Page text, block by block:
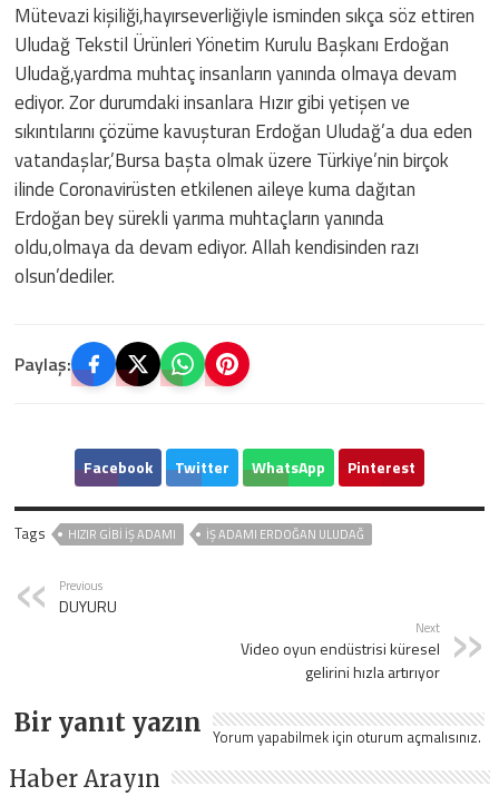
Mütevazi kişiliği,hayırseverliğiyle isminden sıkça söz ettiren
Uludağ Tekstil Ürünleri Yönetim Kurulu Başkanı Erdoğan
Uludağ,yardma muhtaç insanların yanında olmaya devam
ediyor. Zor durumdaki insanlara Hızır gibi yetişen ve
sıkıntılarını çözüme kavuşturan Erdoğan Uludağ’a dua eden
vatandaşlar,’Bursa başta olmak üzere Türkiye’nin birçok
ilinde Coronavirüsten etkilenen aileye kuma dağıtan
Erdoğan bey sürekli yarıma muhtaçların yanında
oldu,olmaya da devam ediyor. Allah kendisinden razı
olsun’dediler.
Paylaş:
Facebook Twitter WhatsApp Pinterest
Tags HIZIR GİBİ İŞ ADAMI IŞ ADAMI ERDOĞAN ULUDAĞ
Previous
DUYURU
Next
Video oyun endüstrisi küresel
gelirini hızla artırıyor
Bir yanıt yazın Yorum yapabilmek için oturum açmalısınız.
Haber Arayın